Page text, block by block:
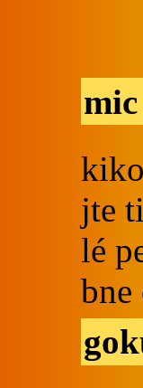
mic
jte
lé
bne